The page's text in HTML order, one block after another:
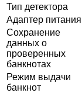
Тип детектора
Адаптер питания
Сохранение
данных о
проверенных
банкнотах
Режим выдачи
банкнот